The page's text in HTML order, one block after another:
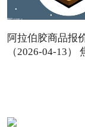
阿拉伯胶商品报
（2026-04-13）